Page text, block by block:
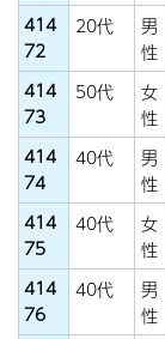
414
72
20代
男
性
414
73
50代
女
性
414
74
40代
男
性
414
75
40代
女
性
414
76
40代
男
性